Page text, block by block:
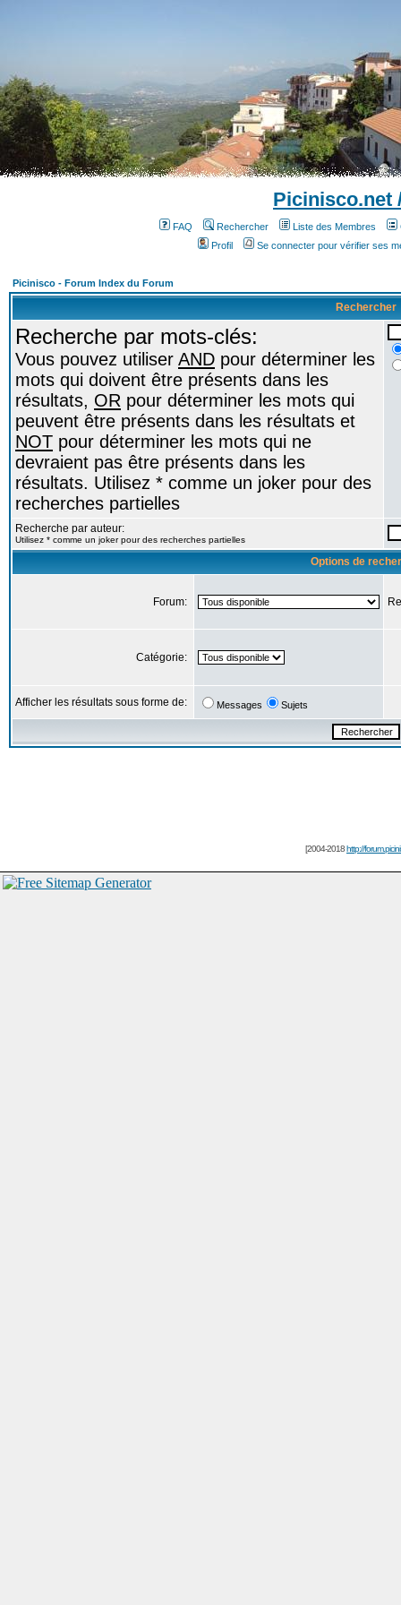
Picinisco.net
FAQ Rechercher Liste des Membres
Profil
Se connecter pour vérifier ses
Picinisco - Forum Index du Forum
Rechercher
Recherche par mots-clés:
Vous pouvez utiliser AND pour déterminer les
mots qui doivent être présents dans les
résultats, OR pour déterminer les mots qui
peuvent être présents dans les résultats et
NOT pour déterminer les mots qui ne
devraient pas être présents dans les
résultats. Utilisez * comme un joker pour des
recherches partielles
Recherche par auteur:
Utilisez * comme un joker pour des recherches partielles
Options de
Forum:
Catégorie:
Afficher les résultats sous forme de: Messages Sujets
[2004-2018http://